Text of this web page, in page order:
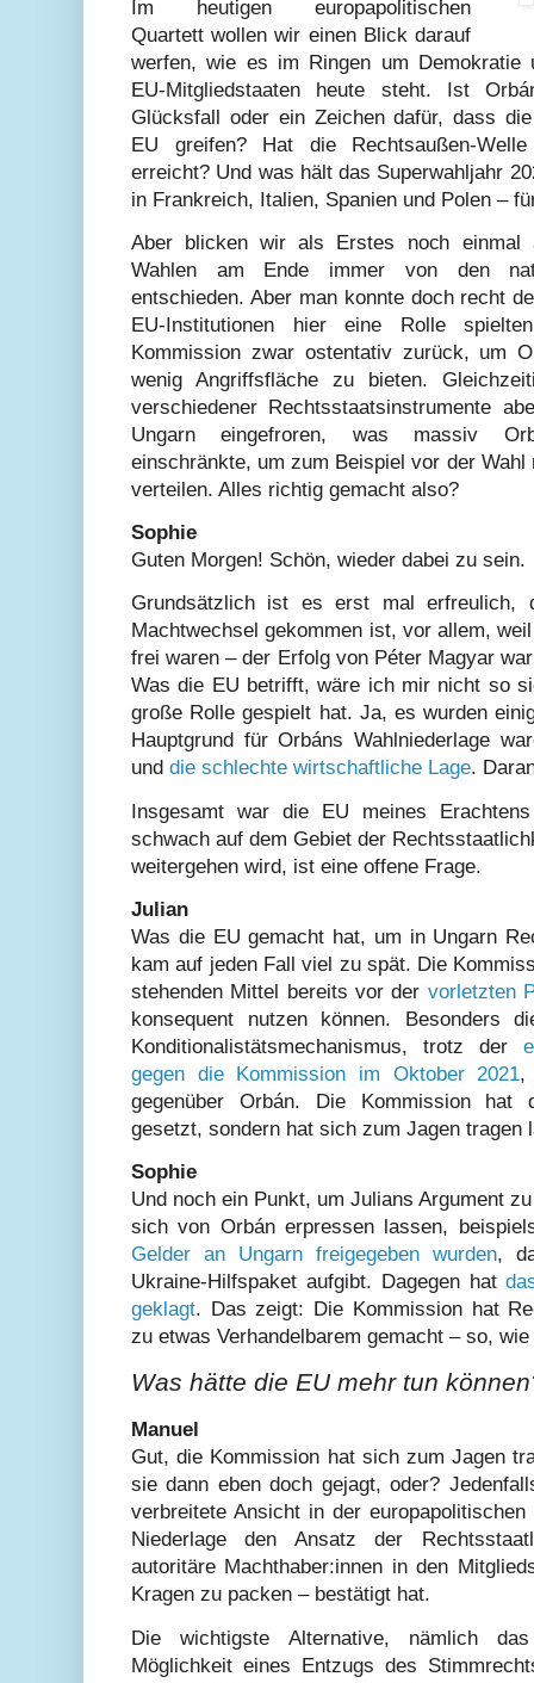
Im heutigen europapolitischen
Quartett wollen wir einen Blick darauf
werfen, wie es im Ringen um Demokratie
EU-Mitgliedstaaten heute steht. Ist
Glücksfall oder ein Zeichen dafür, dass
EU greifen? Hat die Rechtsaußen-
erreicht? Und was hält das Superwahljahr
in Frankreich, Italien, Spanien und Polen –
Aber blicken wir als Erstes noch einmal
Wahlen am Ende immer von den
entschieden. Aber man konnte doch recht
EU-Institutionen hier eine Rolle
Kommission zwar ostentativ zurück, um
wenig Angriffsfläche zu bieten.
verschiedener Rechtsstaatsinstrumente
Ungarn eingefroren, was massiv
einschränkte, um zum Beispiel vor der
verteilen. Alles richtig gemacht also?
Sophie
Guten Morgen! Schön, wieder dabei zu sein.
Grundsätzlich ist es erst mal erfreulich,
Machtwechsel gekommen ist, vor allem,
frei waren – der Erfolg von Péter Magyar
Was die EU betrifft, wäre ich mir nicht so
große Rolle gespielt hat. Ja, es wurden
Hauptgrund für Orbáns Wahlniederlage
und die schlechte wirtschaftliche Lage.
Insgesamt war die EU meines
schwach auf dem Gebiet der
weitergehen wird, ist eine offene Frage.
Julian
Was die EU gemacht hat, um in Ungarn
kam auf jeden Fall viel zu spät. Die
stehenden Mittel bereits vor der vorletzten
konsequent nutzen können. Besonders
Konditionalistätsmechanismus, trotz der
gegen die Kommission im Oktober 2021,
gegenüber Orbán. Die Kommission hat
gesetzt, sondern hat sich zum Jagen tragen
Sophie
Und noch ein Punkt, um Julians Argument
sich von Orbán erpressen lassen,
Gelder an Ungarn freigegeben wurden,
Ukraine-Hilfspaket aufgibt. Dagegen hat
geklagt. Das zeigt: Die Kommission hat
zu etwas Verhandelbarem gemacht – so,
Was hätte die EU mehr tun
Manuel
Gut, die Kommission hat sich zum Jagen
sie dann eben doch gejagt, oder?
verbreitete Ansicht in der
Niederlage den Ansatz der
autoritäre Machthaber:innen in den
Kragen zu packen – bestätigt hat.
Die wichtigste Alternative, nämlich
Möglichkeit eines Entzugs des